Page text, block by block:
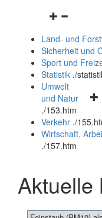
und
schließen
Land- und
Sicherheit und
Sport und
Statistik ./
Umwelt
und Natur
./153.htm
Verkehr ./
Wirtschaft,
./157.htm
Aktuelle